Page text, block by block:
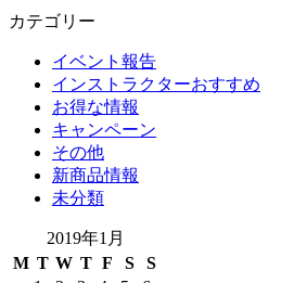
カテゴリー
イベント報告
インストラクターおすすめ
お得な情報
キャンペーン
その他
新商品情報
未分類
2019年1月
M T W T F S
S